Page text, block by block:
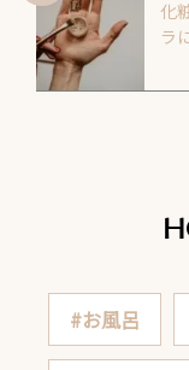
化
ラ
#お風呂